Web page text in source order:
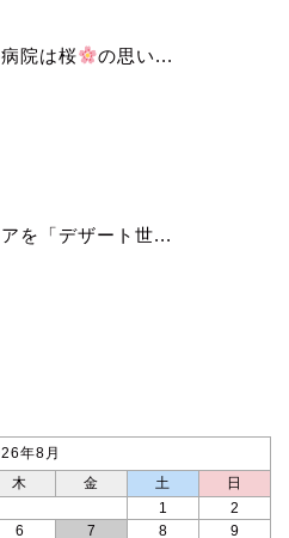
院は桜 の思い...
を「デザート世...
年8月
木 金 土
日
1
2
6 7 8
9